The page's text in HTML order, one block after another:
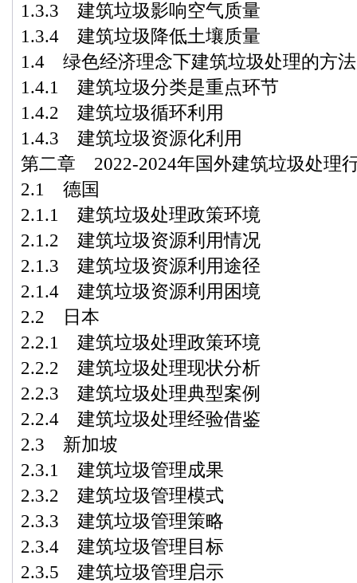
1.3.3 建筑垃圾影响空气质量
1.3.4 建筑垃圾降低土壤质量
1.4 绿色经济理念下建筑垃圾处理的方法
1.4.1 建筑垃圾分类是重点环节
1.4.2 建筑垃圾循环利用
1.4.3 建筑垃圾资源化利用
第二章 2022-2024年国外建筑垃圾处理
2.1 德国
2.1.1 建筑垃圾处理政策环境
2.1.2 建筑垃圾资源利用情况
2.1.3 建筑垃圾资源利用途径
2.1.4 建筑垃圾资源利用困境
2.2 日本
2.2.1 建筑垃圾处理政策环境
2.2.2 建筑垃圾处理现状分析
2.2.3 建筑垃圾处理典型案例
2.2.4 建筑垃圾处理经验借鉴
2.3 新加坡
2.3.1 建筑垃圾管理成果
2.3.2 建筑垃圾管理模式
2.3.3 建筑垃圾管理策略
2.3.4 建筑垃圾管理目标
2.3.5 建筑垃圾管理启示